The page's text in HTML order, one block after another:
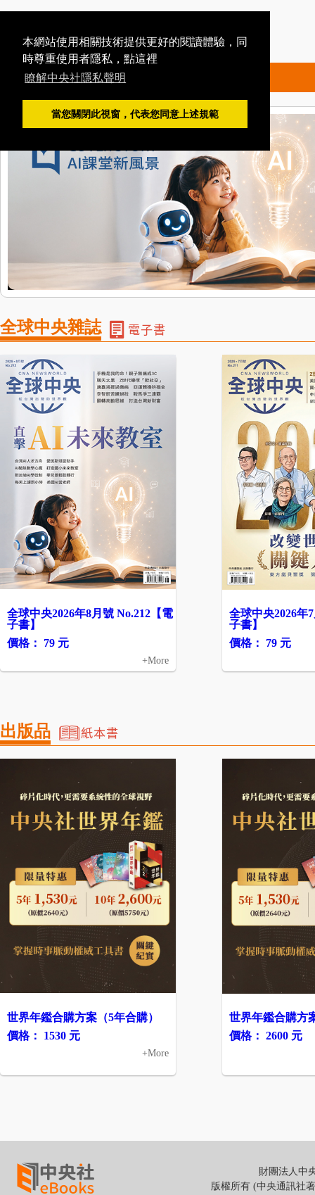
本網站使用相關技術提供更好的閱讀體驗，同
時尊重使用者隱私，點這裡
瞭解中央社隱私聲明
當您關閉此視窗，代表您同意上述規範
全球中央雜誌
全球中央2026年8月號 No.212【電
子書】
價格： 79 元
+More
全球中央2026年
子書】
價格： 79 元
出版品
世界年鑑合購方案（5年合購）
價格： 1530 元
+More
世界年鑑合購方
價格： 2600 元
財團法人中
版權所有 (中央通訊社